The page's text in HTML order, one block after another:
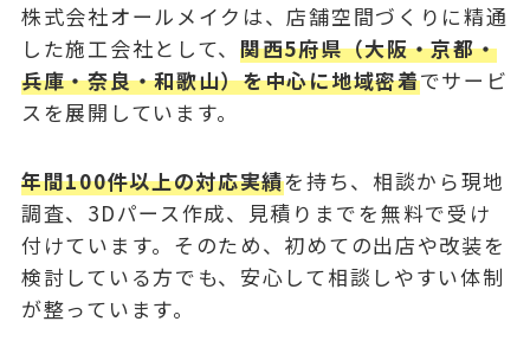
株式会社オールメイクは、店舗空間づくりに精通
した施工会社として、 関西5府県（大阪・京都・
兵庫・奈良・和歌山）を中心に地域密着でサービ
スを展開しています。
年間100件以上の対応実績を持ち、相談から現地
調査、3Dパース作成、見積りまでを無料で受け
付けています。そのため、初めての出店や改装を
検討している方でも、安心して相談しやすい体制
が整っています。